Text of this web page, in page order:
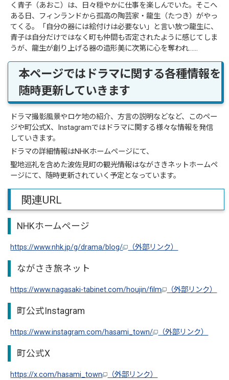
く青子（あおこ）は、日々穏やかに仕事を楽しんでいた。そこへ
ある日、フィンランドから孤高の陶芸家・龍生（たつき）がやっ
てくる。「自分の器には絵付けは必要ない」と言い放つ龍生に、
青子は自分だけではなく町も仲間も否定されたように感じてしま
うが、龍生が創り上げる器の造形美に次第に心を奪われ……
本ページではドラマに関する各種情報を
随時更新していきます
ドラマ撮影風景やロケ地の紹介、方言の説明などなど、このペー
ジや町公式X、Instagramではドラマに関する様々な情報を発信
していきます。
ドラマの詳細情報はNHKホームページにて、
聖地巡礼を含めた波佐見町の観光情報はながさきネットホームペ
ージにて、随時更新されていく予定となっています。
関連URL
NHKホームページ
https://www.nhk.jp/g/drama/blog/ （外部リンク）
ながさき旅ネット
https://www.nagasaki-tabinet.com/houjin/film （外部リンク）
町公式Instagram
https://www.instagram.com/hasami_town/ （外部リンク）
町公式X
https://x.com/hasami_town （外部リンク）